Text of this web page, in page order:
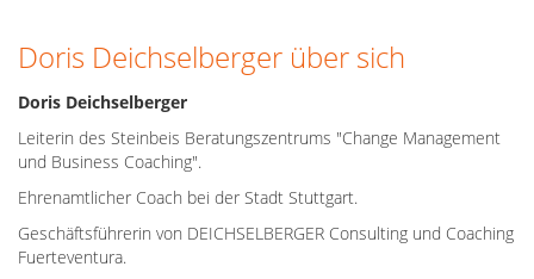
Doris Deichselberger über sich
Doris Deichselberger
Leiterin des Steinbeis Beratungszentrums "Change Management
und Business Coaching".
Ehrenamtlicher Coach bei der Stadt Stuttgart.
Geschäftsführerin von DEICHSELBERGER Consulting und Coaching
Fuerteventura.